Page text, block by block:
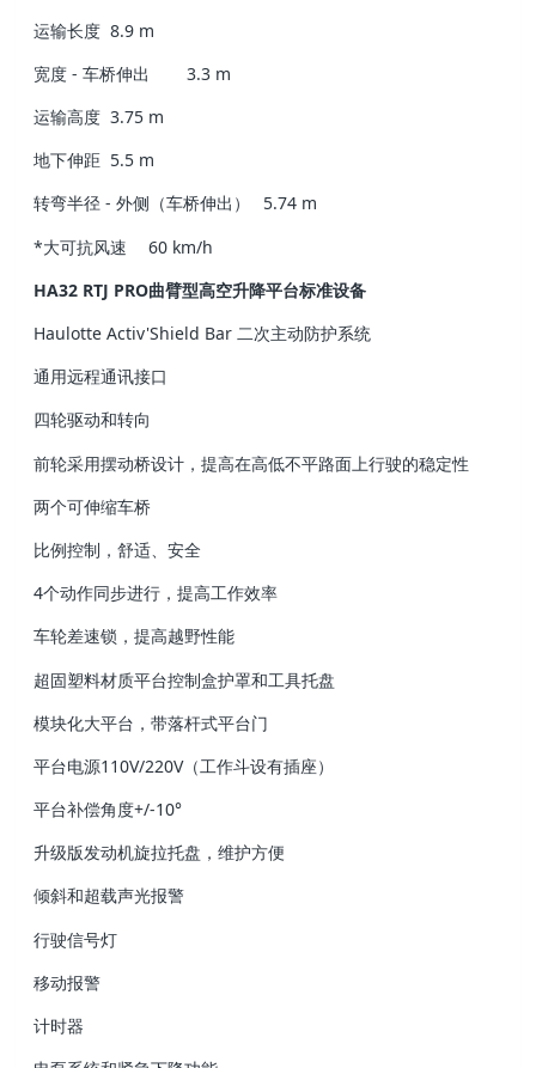
运输长度 8.9 m
宽度 - 车桥伸出
3.3 m
运输高度 3.75 m
地下伸距 5.5 m
转弯半径 - 外侧（车桥伸出）
5.74 m
*大可抗风速
60 km/h
HA32 RTJ PRO曲臂型高空升降平台标准设备
Haulotte Activ'Shield Bar 二次主动防护系统
通用远程通讯接口
四轮驱动和转向
前轮采用摆动桥设计，提高在高低不平路面上行驶的稳定性
两个可伸缩车桥
比例控制，舒适、安全
4个动作同步进行，提高工作效率
车轮差速锁，提高越野性能
超固塑料材质平台控制盒护罩和工具托盘
模块化大平台，带落杆式平台门
平台电源110V/220V（工作斗设有插座）
平台补偿角度+/-10°
升级版发动机旋拉托盘，维护方便
倾斜和超载声光报警
行驶信号灯
移动报警
计时器